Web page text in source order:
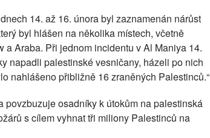
dnech 14. až 16. února byl zaznamenán nárůst
byl hlášen na několika místech, včetně
a Araba. Při jednom incidentu v Al Maniya 14.
napadli palestinské vesničany, házeli po nich
nahlášeno přibližně 16 zraněných Palestinců.“
osadníky k útokům na palestinská
s cílem vyhnat tři miliony Palestinců na